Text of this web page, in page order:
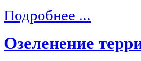
Подробнее ...
Озеленение